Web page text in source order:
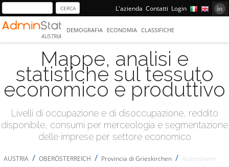
L'azienda Contatti Login
AUSTRIA
DEMOGRAFIA ECONOMIA CLASSIFICHE
Mappe, analisi e
statistiche sul tessuto
economico e produttivo
Livelli di occupazione e di disoccupazione, reddito
disponibile, consumi per merceologia e segmentazione
delle imprese per settore economico
AUSTRIA / OBERÖSTERREICH / Provincia di Grieskirchen / Aistersheim